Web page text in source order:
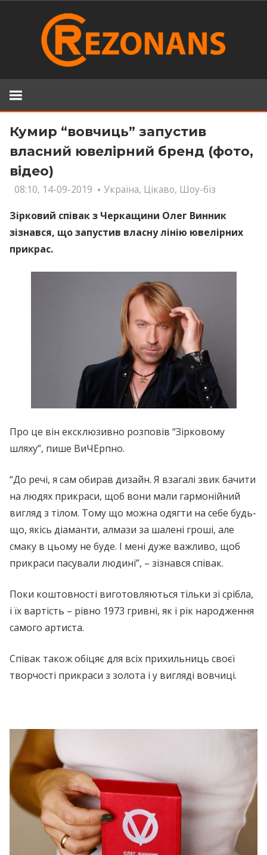
Кумир “вовчиць” запустив
власний ювелірний бренд (фото,
відео)
08:10, 14-09-2019 Україна, Цікаво, Шоу-біз
Зірковий співак з Черкащини Олег Винник
зізнався, що запустив власну лінію ювелірних
прикрас.
Про це він ексклюзивно розповів “Зірковому
шляху”, пише ВиЧЕрпно.
“До речі, я сам обирав дизайн. Я взагалі звик бачити
на людях прикраси, щоб вони мали гармонійний
вигляд з тілом. Тому що можна одягти на себе будь-
що, якісь діаманти, алмази за шалені гроші, але
смаку в цьому не буде. І мені дуже важливо, щоб
прикраси пасували людині”, – зізнався співак.
Поки коштовності виготовляються тільки зі срібла,
і їх вартість – рівно 1973 гривні, як і рік народження
самого артиста.
Співак також обіцяє для всіх прихильниць своєї
творчості прикраси з золота і у вигляді вовчиці.